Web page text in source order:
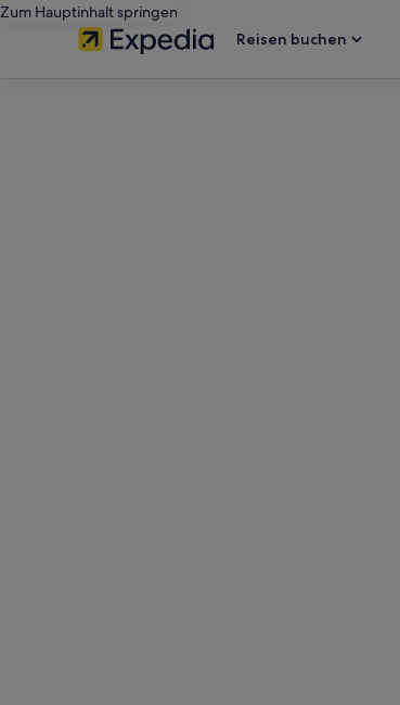
Zum Hauptinhalt springen
Reisen buchen